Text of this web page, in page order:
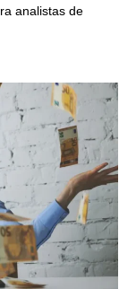
analistas de